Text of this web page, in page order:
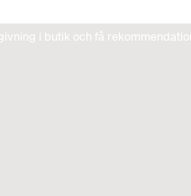
i butik och få